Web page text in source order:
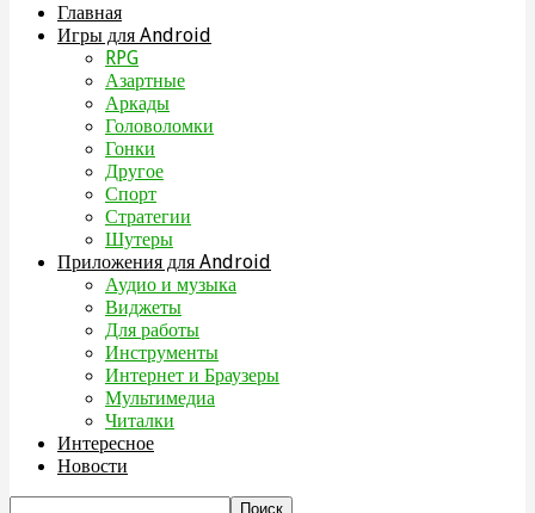
Главная
Игры для Android
RPG
Азартные
Аркады
Головоломки
Гонки
Другое
Спорт
Стратегии
Шутеры
Приложения для Android
Аудио и музыка
Виджеты
Для работы
Инструменты
Интернет и Браузеры
Мультимедиа
Читалки
Интересное
Новости